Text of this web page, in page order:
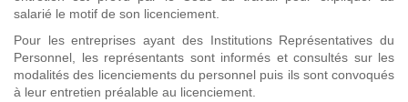
salarié le motif de son licenciement.
Pour les entreprises ayant des Institutions Représentatives du
Personnel, les représentants sont informés et consultés sur les
modalités des licenciements du personnel puis ils sont convoqués
à leur entretien préalable au licenciement.